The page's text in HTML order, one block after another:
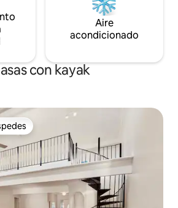
Aire
acondicionado
con kayak